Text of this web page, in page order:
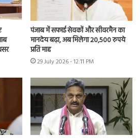
पंजाब में सफाई सेवकों और सीवरमैन का
मानदेय बढ़ा, अब मिलेगा 20,500 रुपये
प्रति माह
29 July 2026 - 12:11 PM